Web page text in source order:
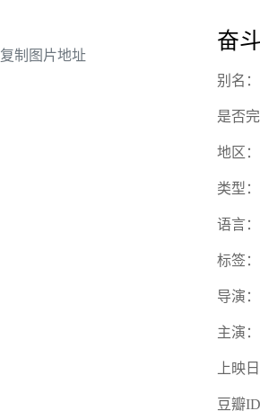
复制图片地址
奋
别名：
是否完
地区：
类型：
语言：
标签：
导演：
主演：
上映
豆瓣ID